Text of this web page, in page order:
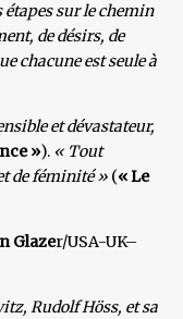
sur le chemin
de désirs, de
chacune est seule à
et dévastateur,
»). « Tout
de féminité » (« Le
Glazer/USA-UK–
Rudolf Höss, et sa